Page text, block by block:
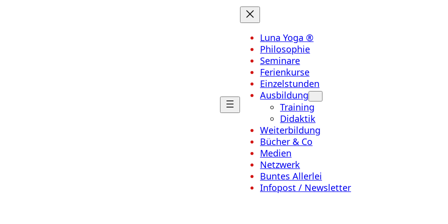
Luna Yoga ®
Philosophie
Seminare
Ferienkurse
Einzelstunden
Ausbildung
Training
Didaktik
Weiterbildung
Bücher & Co
Medien
Netzwerk
Buntes Allerlei
Infopost / Newsletter